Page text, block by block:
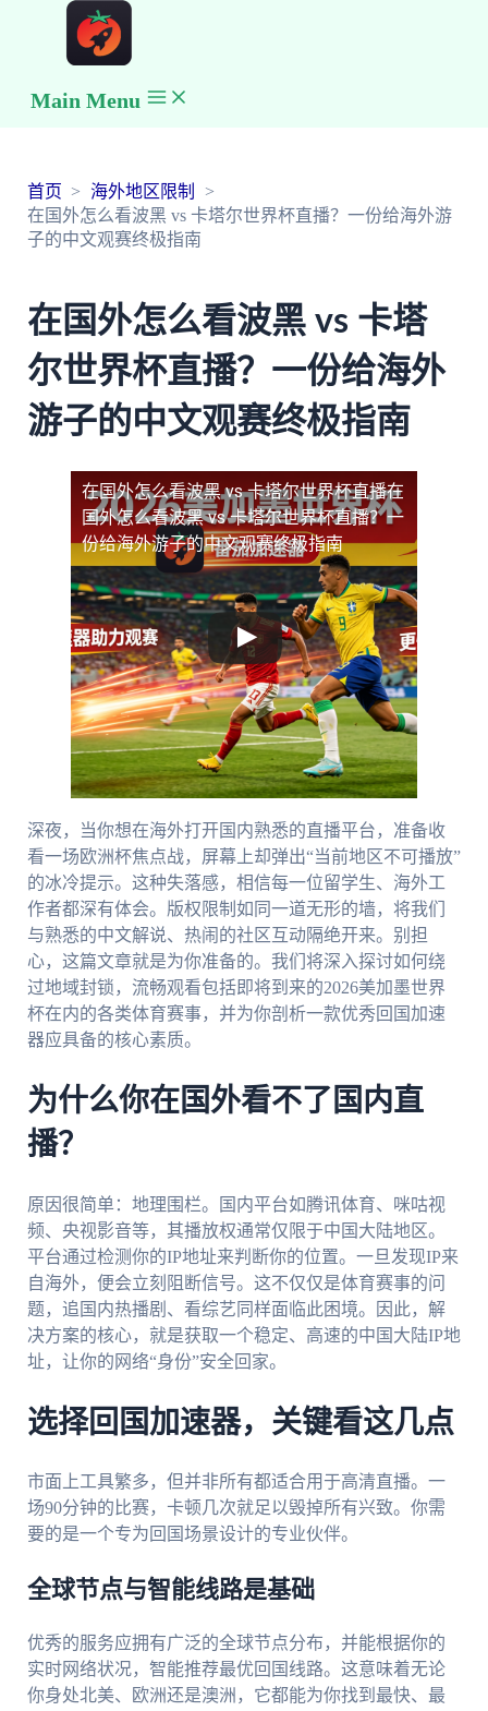
Main Menu
首页
海外地区限制
在国外怎么看波黑 vs 卡塔尔世界杯直播？一份给海外游
子的中文观赛终极指南
在国外怎么看波黑 vs 卡塔
尔世界杯直播？一份给海外
游子的中文观赛终极指南
在国外怎么看波黑 vs 卡塔尔世界杯直播在
国外怎么看波黑 vs 卡塔尔世界杯直播？一
份给海外游子的中文观赛终极指南
深夜，当你想在海外打开国内熟悉的直播平台，准备收
看一场欧洲杯焦点战，屏幕上却弹出“当前地区不可播放”
的冰冷提示。这种失落感，相信每一位留学生、海外工
作者都深有体会。版权限制如同一道无形的墙，将我们
与熟悉的中文解说、热闹的社区互动隔绝开来。别担
心，这篇文章就是为你准备的。我们将深入探讨如何绕
过地域封锁，流畅观看包括即将到来的2026美加墨世界
杯在内的各类体育赛事，并为你剖析一款优秀回国加速
器应具备的核心素质。
为什么你在国外看不了国内直
播？
原因很简单：地理围栏。国内平台如腾讯体育、咪咕视
频、央视影音等，其播放权通常仅限于中国大陆地区。
平台通过检测你的IP地址来判断你的位置。一旦发现IP来
自海外，便会立刻阻断信号。这不仅仅是体育赛事的问
题，追国内热播剧、看综艺同样面临此困境。因此，解
决方案的核心，就是获取一个稳定、高速的中国大陆IP地
址，让你的网络“身份”安全回家。
选择回国加速器，关键看这几点
市面上工具繁多，但并非所有都适合用于高清直播。一
场90分钟的比赛，卡顿几次就足以毁掉所有兴致。你需
要的是一个专为回国场景设计的专业伙伴。
全球节点与智能线路是基础
优秀的服务应拥有广泛的全球节点分布，并能根据你的
实时网络状况，智能推荐最优回国线路。这意味着无论
你身处北美、欧洲还是澳洲，它都能为你找到最快、最